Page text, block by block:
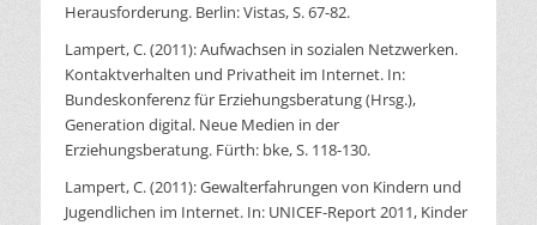
Herausforderung. Berlin: Vistas, S. 67-82.
Lampert, C. (2011): Aufwachsen in sozialen Netzwerken.
Kontaktverhalten und Privatheit im Internet. In:
Bundeskonferenz für Erziehungsberatung (Hrsg.),
Generation digital. Neue Medien in der
Erziehungsberatung. Fürth: bke, S. 118-130.
Lampert, C. (2011): Gewalterfahrungen von Kindern und
Jugendlichen im Internet. In: UNICEF-Report 2011, Kinder